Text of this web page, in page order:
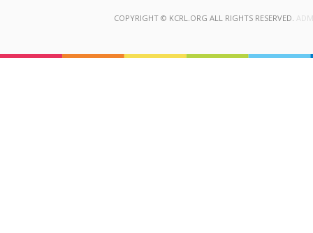
COPYRIGHT © KCRL.ORG ALL RIGHTS RESERVED.